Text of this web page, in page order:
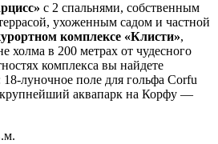
с 2 спальнями, собственным
ухоженным садом и частной
комплексе «Клисти»,
холма в 200 метрах от чудесного
комплекса вы найдете
луночное поле для гольфа Corfu
аквапарк на Корфу —